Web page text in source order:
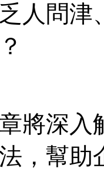
人問津
將深入
，幫助